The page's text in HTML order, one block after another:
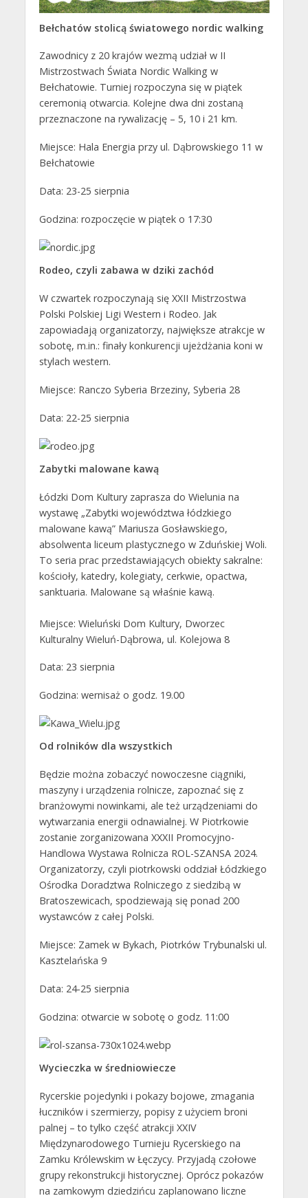
Bełchatów stolicą światowego nordic walking
Zawodnicy z 20 krajów wezmą udział w II
Mistrzostwach Świata Nordic Walking w
Bełchatowie. Turniej rozpoczyna się w piątek
ceremonią otwarcia. Kolejne dwa dni zostaną
przeznaczone na rywalizację – 5, 10 i 21 km.
Miejsce: Hala Energia przy ul. Dąbrowskiego 11 w
Bełchatowie
Data: 23-25 sierpnia
Godzina: rozpoczęcie w piątek o 17:30
Rodeo, czyli zabawa w dziki zachód
W czwartek rozpoczynają się XXII Mistrzostwa
Polski Polskiej Ligi Western i Rodeo. Jak
zapowiadają organizatorzy, największe atrakcje w
sobotę, m.in.: finały konkurencji ujeżdżania koni w
stylach western.
Miejsce: Ranczo Syberia Brzeziny, Syberia 28
Data: 22-25 sierpnia
Zabytki malowane kawą
Łódzki Dom Kultury zaprasza do Wielunia na
wystawę „Zabytki województwa łódzkiego
malowane kawą” Mariusza Gosławskiego,
absolwenta liceum plastycznego w Zduńskiej Woli.
To seria prac przedstawiających obiekty sakralne:
kościoły, katedry, kolegiaty, cerkwie, opactwa,
sanktuaria. Malowane są właśnie kawą.
Miejsce: Wieluński Dom Kultury, Dworzec
Kulturalny Wieluń-Dąbrowa, ul. Kolejowa 8
Data: 23 sierpnia
Godzina: wernisaż o godz. 19.00
Od rolników dla wszystkich
Będzie można zobaczyć nowoczesne ciągniki,
maszyny i urządzenia rolnicze, zapoznać się z
branżowymi nowinkami, ale też urządzeniami do
wytwarzania energii odnawialnej. W Piotrkowie
zostanie zorganizowana XXXII Promocyjno-
Handlowa Wystawa Rolnicza ROL-SZANSA 2024.
Organizatorzy, czyli piotrkowski oddział Łódzkiego
Ośrodka Doradztwa Rolniczego z siedzibą w
Bratoszewicach, spodziewają się ponad 200
wystawców z całej Polski.
Miejsce: Zamek w Bykach, Piotrków Trybunalski ul.
Kasztelańska 9
Data: 24-25 sierpnia
Godzina: otwarcie w sobotę o godz. 11:00
Wycieczka w średniowiecze
Rycerskie pojedynki i pokazy bojowe, zmagania
łuczników i szermierzy, popisy z użyciem broni
palnej – to tylko część atrakcji XXIV
Międzynarodowego Turnieju Rycerskiego na
Zamku Królewskim w Łęczycy. Przyjadą czołowe
grupy rekonstrukcji historycznej. Oprócz pokazów
na zamkowym dziedzińcu zaplanowano liczne